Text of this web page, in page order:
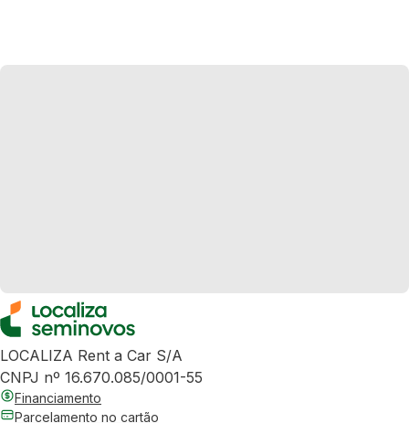
LOCALIZA Rent a Car S/A
CNPJ nº 16.670.085/0001-55
Financiamento
Parcelamento no cartão